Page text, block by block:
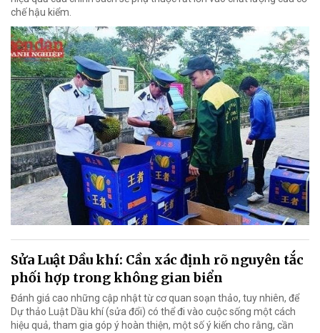
chế hậu kiểm.
Sửa Luật Dầu khí: Cần xác định rõ nguyên tắc
phối hợp trong không gian biển
Đánh giá cao những cập nhật từ cơ quan soạn thảo, tuy nhiên, để
Dự thảo Luật Dầu khí (sửa đổi) có thể đi vào cuộc sống một cách
hiệu quả, tham gia góp ý hoàn thiện, một số ý kiến cho rằng, cần